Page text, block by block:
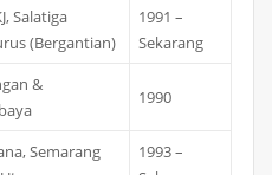
Salatiga
(Bergantian)
1991 –
Sekarang
&
1990
Semarang
1993 –